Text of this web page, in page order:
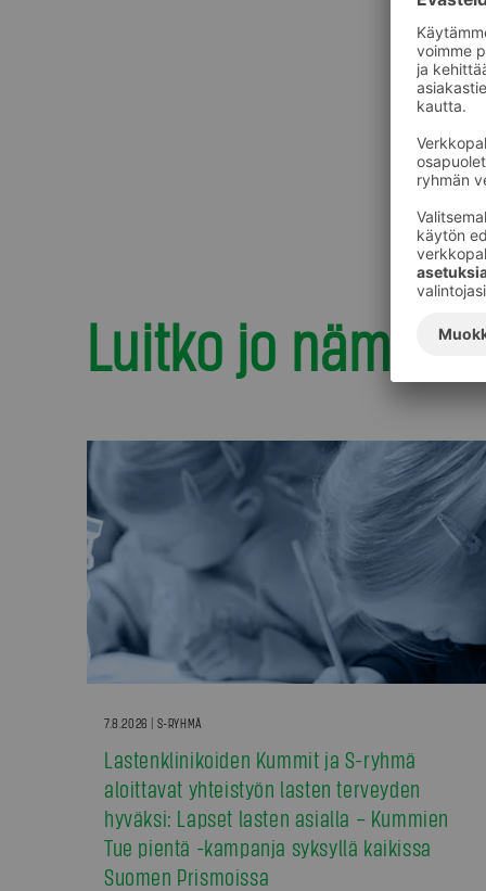
Luitko jo nämä?
7.8.2026 | S-RYHMÄ
Lastenklinikoiden Kummit ja S-ryhmä
aloittavat yhteistyön lasten terveyden
hyväksi: Lapset lasten asialla – Kummien
Tue pientä -kampanja syksyllä kaikissa
Suomen Prismoissa